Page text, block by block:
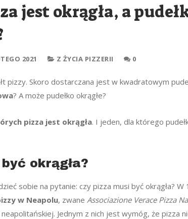
jest okrągła, a
2021 Z ŻYCIA PIZZERII 0
pizzy. Skoro dostarczana jest w kwadratowym
? A może pudełko okrągłe?
pizza jest okrągła. I jeden, dla którego
okrągła?
sobie na pytanie: czy pizza musi być okrągła? W
w Neapolu, zwane Associazione Verace Pizza
Jednym z nich jest wymóg, że pizza